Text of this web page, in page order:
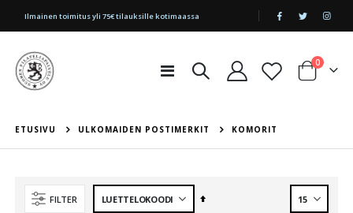
|
Ilmainen toimitus yli 75€ tilauksille kotimaassa
Toggle
Cart
0tuotetta
ETUSIVU ULKOMAIDEN POSTIMERKIT KOMORIT
FILTER
Aseta